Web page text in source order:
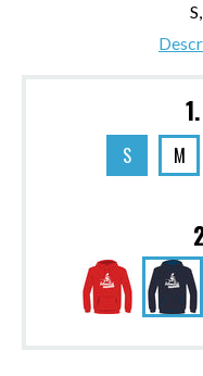
S M